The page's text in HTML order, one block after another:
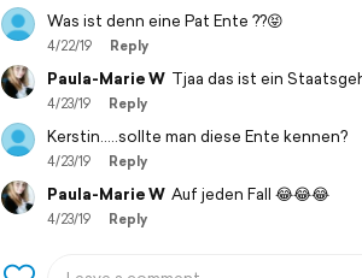
Was ist denn eine Pat Ente ??😝
4/22/19 Reply
Paula-Marie W Tjaa das ist ein
4/23/19 Reply
Kerstin.....sollte man diese Ente kennen?
4/23/19 Reply
Paula-Marie W Auf jeden Fall 😂😂😂
4/23/19 Reply